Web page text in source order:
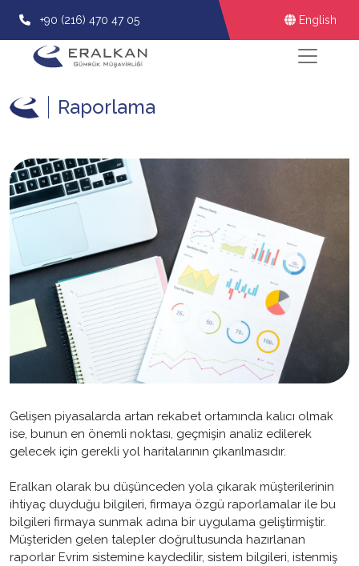
+90 (216) 470 47 05 English
Raporlama
Gelişen piyasalarda artan rekabet ortamında kalıcı olmak
ise, bunun en önemli noktası, geçmişin analiz edilerek
gelecek için gerekli yol haritalarının çıkarılmasıdır.
Eralkan olarak bu düşünceden yola çıkarak müşterilerinin
ihtiyaç duyduğu bilgileri, firmaya özgü raporlamalar ile bu
bilgileri firmaya sunmak adına bir uygulama geliştirmiştir.
Müşteriden gelen talepler doğrultusunda hazırlanan
raporlar Evrim sistemine kaydedilir, sistem bilgileri, istenmiş